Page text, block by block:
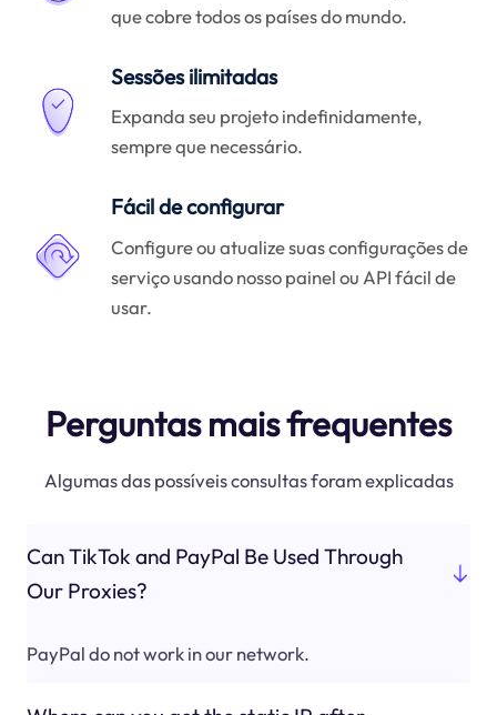
que cobre todos os países do mundo.
Sessões ilimitadas
Expanda seu projeto indefinidamente,
sempre que necessário.
Fácil de configurar
Configure ou atualize suas configurações de
serviço usando nosso painel ou API fácil de
usar.
Perguntas mais frequentes
Algumas das possíveis consultas foram explicadas
Can TikTok and PayPal Be Used Through
Our Proxies?
PayPal do not work in our network.